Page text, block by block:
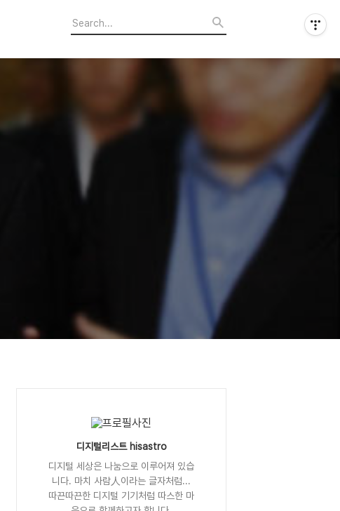
디지털리스트 hisastro
디지털 세상은 나눔으로 이루어져 있습
니다. 마치 사람人이라는 글자처럼...
따끈따끈한 디지털 기기처럼 따스한 마